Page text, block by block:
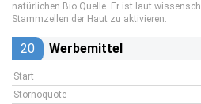
natürlichen Bio Quelle. Er ist laut
Stammzellen der Haut zu aktivieren.
20 Werbemittel
Start
Stornoquote